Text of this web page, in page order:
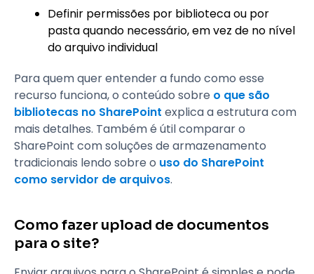
Definir permissões por biblioteca ou por
pasta quando necessário, em vez de no nível
do arquivo individual
Para quem quer entender a fundo como esse
recurso funciona, o conteúdo sobre o que são
bibliotecas no SharePoint explica a estrutura com
mais detalhes. Também é útil comparar o
SharePoint com soluções de armazenamento
tradicionais lendo sobre o uso do SharePoint
como servidor de arquivos.
Como fazer upload de documentos
para o site?